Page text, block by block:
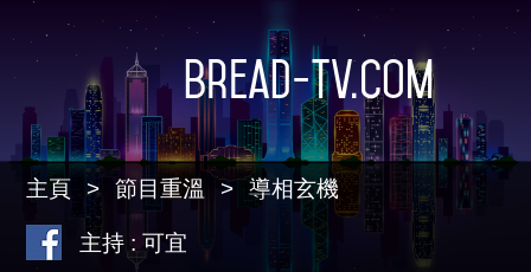
Bread-TV.com
主頁 節目重溫 導相玄機
主持 : 可宜